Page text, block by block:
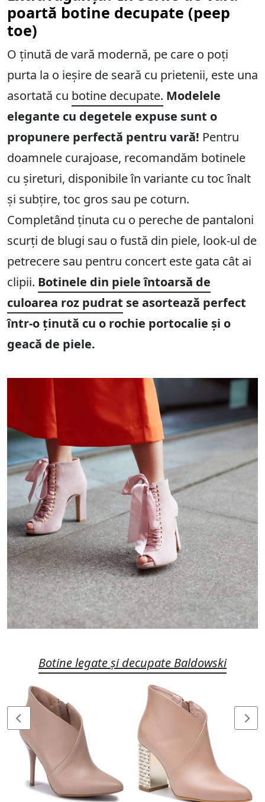
poartă botine decupate (peep
toe)
O ținută de vară modernă, pe care o poți
purta la o ieșire de seară cu prietenii, este una
asortată cu botine decupate. Modelele
elegante cu degetele expuse sunt o
propunere perfectă pentru vară! Pentru
doamnele curajoase, recomandăm botinele
cu șireturi, disponibile în variante cu toc înalt
și subțire, toc gros sau pe coturn.
Completând ținuta cu o pereche de pantaloni
scurți de blugi sau o fustă din piele, look-ul de
petrecere sau pentru concert este gata cât ai
clipii. Botinele din piele întoarsă de
culoarea roz pudrat se asortează perfect
într-o ținută cu o rochie portocalie și o
geacă de piele.
Botine legate și decupate Baldowski